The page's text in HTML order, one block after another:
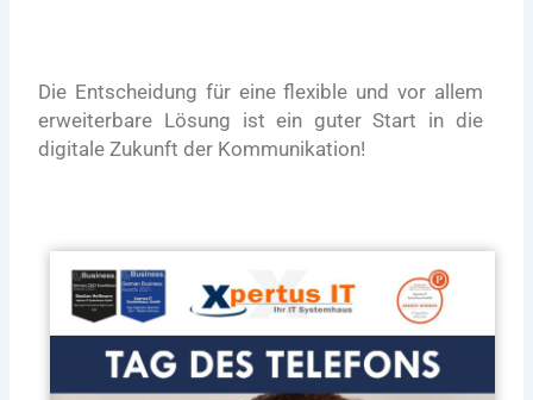
Die Entscheidung für eine flexible und vor allem
erweiterbare Lösung ist ein guter Start in die
digitale Zukunft der Kommunikation!